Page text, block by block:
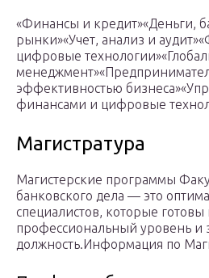
«Финансы и кредит»«Деньги,
рынки»«Учет, анализ и
цифровые
эффективностью
финансами и цифровые
Магистратура
Магистерские программы
банковского дела — это
специалистов, которые
профессиональный уровень и
должность.Информация по